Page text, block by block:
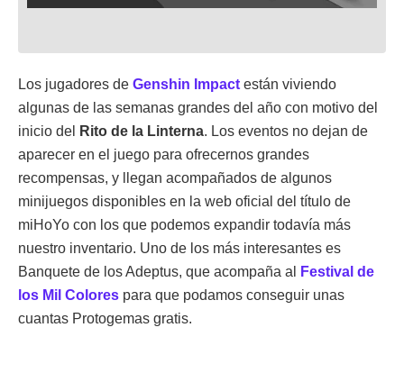
Los jugadores de Genshin Impact están viviendo
algunas de las semanas grandes del año con motivo del
inicio del
Rito de la Linterna. Los eventos no dejan de
aparecer en el juego para ofrecernos grandes
recompensas, y llegan acompañados de algunos
minijuegos disponibles en la web oficial del título de
miHoYo con los que podemos expandir todavía más
nuestro inventario. Uno de los más interesantes es
Banquete de los Adeptus, que acompaña al
Festival de
los Mil Colores para que podamos conseguir unas
cuantas Protogemas gratis.